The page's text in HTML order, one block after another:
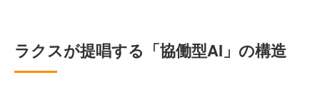
ラクスが提唱する「協働型AI」の構造